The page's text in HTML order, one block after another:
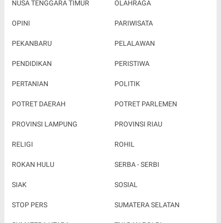
POTRET DAERAH POTRET PARLEMEN
PROVINSI LAMPUNG PROVINSI RIAU
RELIGI ROHIL
ROKAN HULU SERBA - SERBI
SIAK SOSIAL
STOP PERS SUMATERA SELATAN
SUMATERA UTARA TNI DAN POLRI